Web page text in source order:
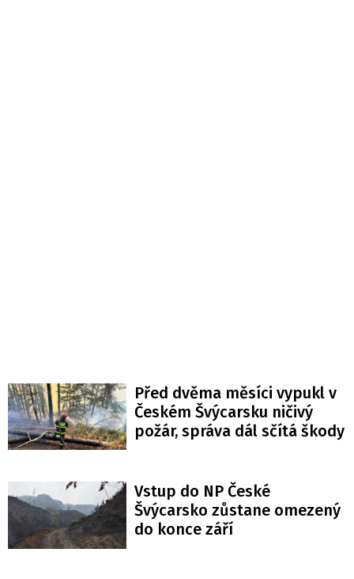
Před dvěma měsíci vypukl v
Českém Švýcarsku ničivý
požár, správa dál sčítá škody
Vstup do NP České
Švýcarsko zůstane omezený
do konce září